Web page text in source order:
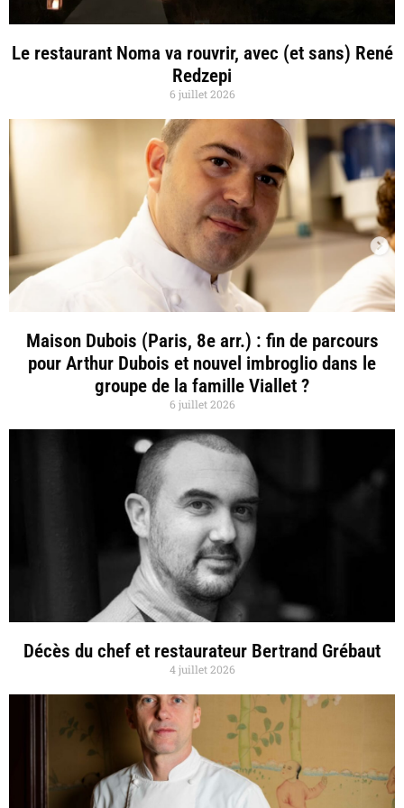
Le restaurant Noma va rouvrir, avec (et sans) René
Redzepi
6 juillet 2026
Maison Dubois (Paris, 8e arr.) : fin de parcours
pour Arthur Dubois et nouvel imbroglio dans le
groupe de la famille Viallet ?
6 juillet 2026
Décès du chef et restaurateur Bertrand Grébaut
4 juillet 2026